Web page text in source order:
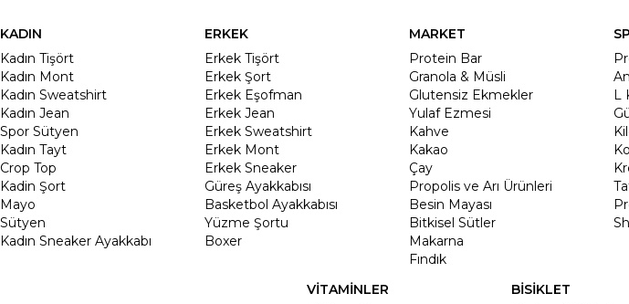
KADIN
Kadın Tişört
Kadın Mont
Kadın Sweatshirt
Kadın Jean
Spor Sütyen
Kadın Tayt
Crop Top
Kadin Şort
Mayo
Sütyen
Kadın Sneaker Ayakkabı
ERKEK
Erkek Tişört
Erkek Şort
Erkek Eşofman
Erkek Jean
Erkek Sweatshirt
Erkek Mont
Erkek Sneaker
Güreş Ayakkabısı
Basketbol Ayakkabısı
Yüzme Şortu
Boxer
MARKET
Protein Bar
Granola & Müsli
Glutensiz Ekmekler
Yulaf Ezmesi
Kahve
Kakao
Çay
Propolis ve Arı Ürünleri
Besin Mayası
Bitkisel Sütler
Makarna
Fındık
L
VİTAMİNLER
BİSİKLET